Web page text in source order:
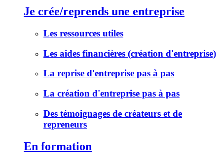
Je crée/reprends une entreprise
Les ressources utiles
Les aides financières (création d'entreprise)
La reprise d'entreprise pas à pas
La création d'entreprise pas à pas
Des témoignages de créateurs et de
repreneurs
En formation